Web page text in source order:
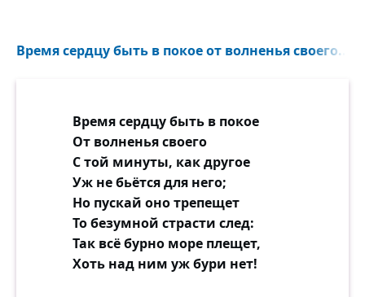
Время сердцу быть в покое от волненья своего...
Время сердцу быть в покое
От волненья своего
С той минуты, как другое
Уж не бьётся для него;
Но пускай оно трепещет
То безумной страсти след:
Так всё бурно море плещет,
Хоть над ним уж бури нет!